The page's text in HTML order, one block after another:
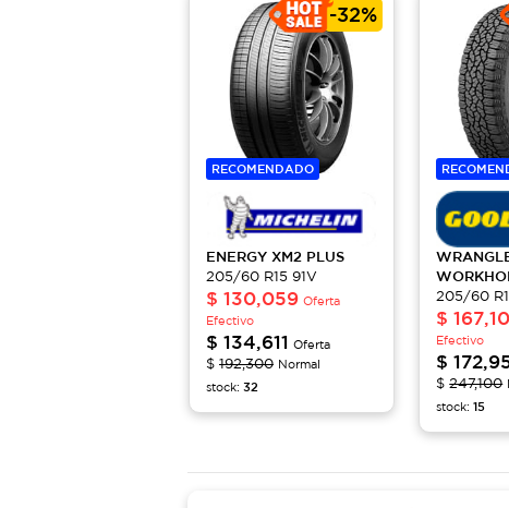
-32%
RECOMENDADO
ENERGY XM2 PLUS
205/60 R15 91V
$ 130,059 Oferta
Efectivo
$ 134,611 Oferta
$ 192,300 Normal
stock: 32
205/60
$
Efectivo
$
$247,100
stock:15